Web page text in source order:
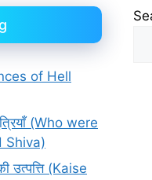
of Hell
(Who were
Shiva)
उत्पत्ति (Kaise